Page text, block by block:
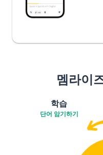
멤라이
학습
단어 암기하기